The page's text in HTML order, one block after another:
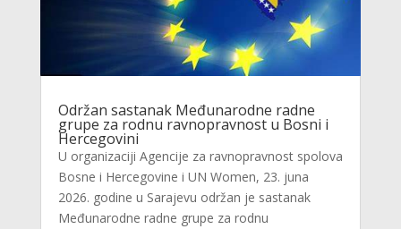
Održan sastanak Međunarodne radne
grupe za rodnu ravnopravnost u Bosni i
Hercegovini
U organizaciji Agencije za ravnopravnost spolova
Bosne i Hercegovine i UN Women, 23. juna
2026. godine u Sarajevu održan je sastanak
Međunarodne radne grupe za rodnu